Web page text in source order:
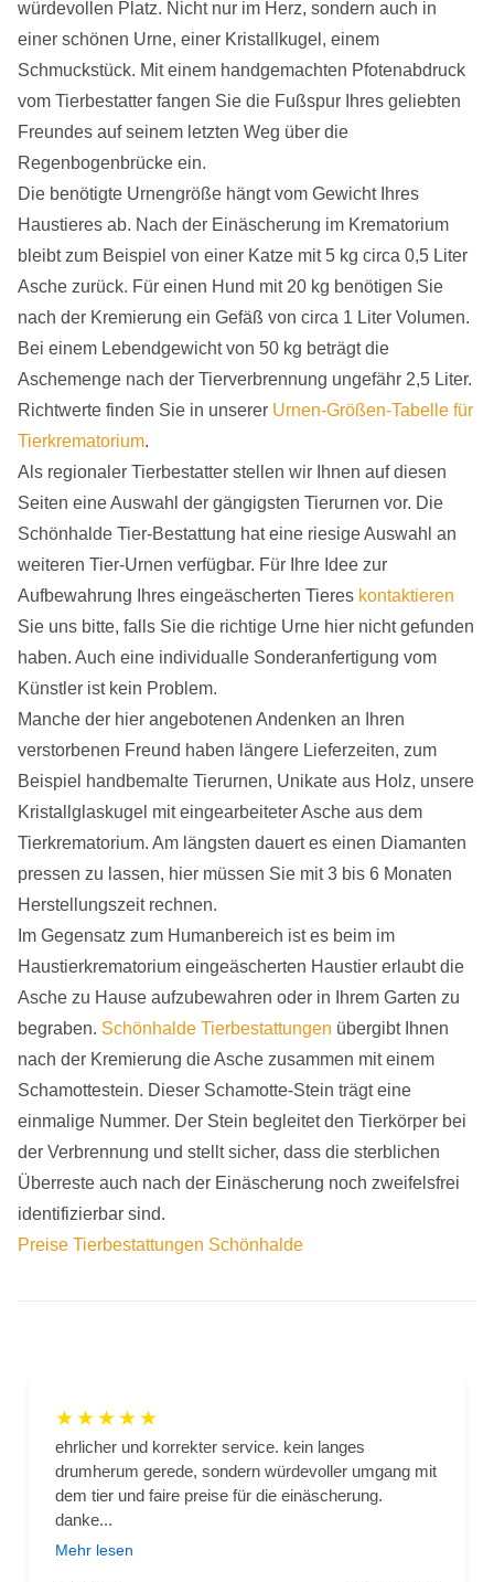
würdevollen Platz. Nicht nur im Herz, sondern auch in
einer schönen Urne, einer Kristallkugel, einem
Schmuckstück. Mit einem handgemachten Pfotenabdruck
vom Tierbestatter fangen Sie die Fußspur Ihres geliebten
Freundes auf seinem letzten Weg über die
Regenbogenbrücke ein.
Die benötigte Urnengröße hängt vom Gewicht Ihres
Haustieres ab. Nach der Einäscherung im Krematorium
bleibt zum Beispiel von einer Katze mit 5 kg circa 0,5 Liter
Asche zurück. Für einen Hund mit 20 kg benötigen Sie
nach der Kremierung ein Gefäß von circa 1 Liter Volumen.
Bei einem Lebendgewicht von 50 kg beträgt die
Aschemenge nach der Tierverbrennung ungefähr 2,5 Liter.
Richtwerte finden Sie in unserer Urnen-Größen-Tabelle für
Tierkrematorium.
Als regionaler Tierbestatter stellen wir Ihnen auf diesen
Seiten eine Auswahl der gängigsten Tierurnen vor. Die
Schönhalde Tier-Bestattung hat eine riesige Auswahl an
weiteren Tier-Urnen verfügbar. Für Ihre Idee zur
Aufbewahrung Ihres eingeäscherten Tieres kontaktieren
Sie uns bitte, falls Sie die richtige Urne hier nicht gefunden
haben. Auch eine individualle Sonderanfertigung vom
Künstler ist kein Problem.
Manche der hier angebotenen Andenken an Ihren
verstorbenen Freund haben längere Lieferzeiten, zum
Beispiel handbemalte Tierurnen, Unikate aus Holz, unsere
Kristallglaskugel mit eingearbeiteter Asche aus dem
Tierkrematorium. Am längsten dauert es einen Diamanten
pressen zu lassen, hier müssen Sie mit 3 bis 6 Monaten
Herstellungszeit rechnen.
Im Gegensatz zum Humanbereich ist es beim im
Haustierkrematorium eingeäscherten Haustier erlaubt die
Asche zu Hause aufzubewahren oder in Ihrem Garten zu
begraben. Schönhalde Tierbestattungen übergibt Ihnen
nach der Kremierung die Asche zusammen mit einem
Schamottestein. Dieser Schamotte-Stein trägt eine
einmalige Nummer. Der Stein begleitet den Tierkörper bei
der Verbrennung und stellt sicher, dass die sterblichen
Überreste auch nach der Einäscherung noch zweifelsfrei
identifizierbar sind.
Preise Tierbestattungen Schönhalde
★★★★★
ehrlicher und korrekter service. kein langes
drumherum gerede, sondern würdevoller umgang mit
dem tier und faire preise für die einäscherung.
danke...
Mehr lesen